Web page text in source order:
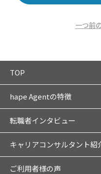
一つ前
TOP
hape Agentの特徴
転職者インタビュー
キャリアコンサルタント紹
ご利用者様の声